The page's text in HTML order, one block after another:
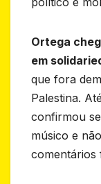
Ortega
em
que fora
Palestina.
confirmou
músico e
comentários